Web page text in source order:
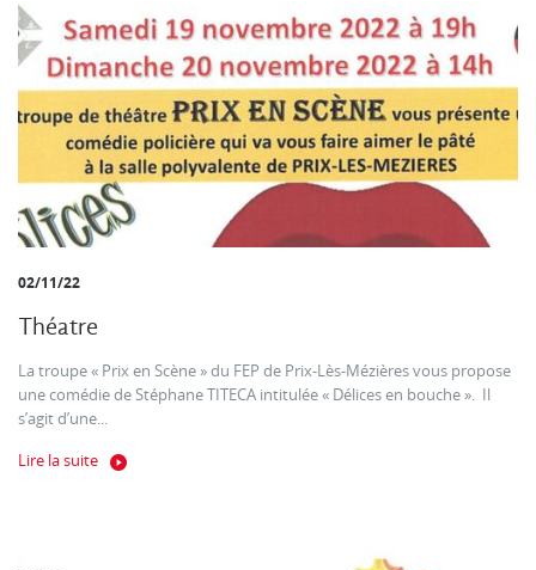
02/11/22
Théatre
La troupe « Prix en Scène » du FEP de Prix-Lès-Mézières vous propose
une comédie de Stéphane TITECA intitulée « Délices en bouche ». Il
s’agit d’une...
Lire la suite